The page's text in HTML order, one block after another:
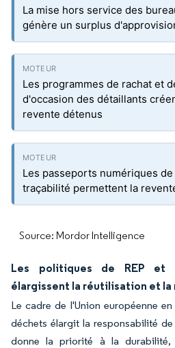
La mise hors service des
génère un surplus
Les programmes de rachat et
d'occasion des détaillants
revente détenus
Les passeports numériques
traçabilité permettent la
Source: Mordor Intelligence
Les politiques de REP et
élargissent la réutilisation et la
Le cadre de l'Union européenne
déchets élargit la responsabilité
donne la priorité à la